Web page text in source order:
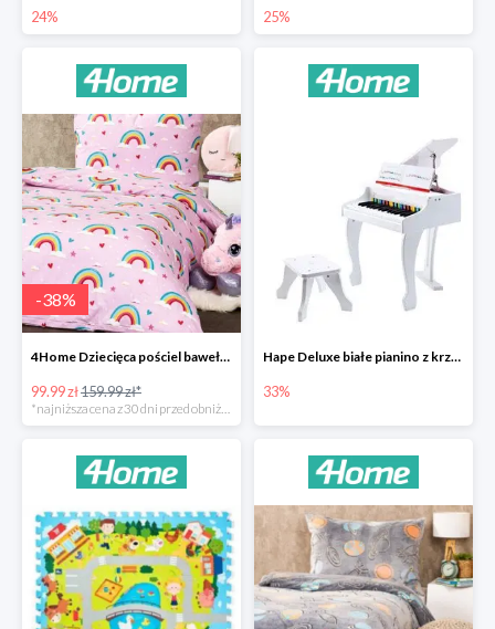
24% 25%
-38%
4Home Dziecięca pościel bawełniana Rainbow
99.99 zł159.99 zł*
*najniższa cena z 30 dni przed obniżką
Hape Deluxe białe pianino z krzesłem -33%
33%